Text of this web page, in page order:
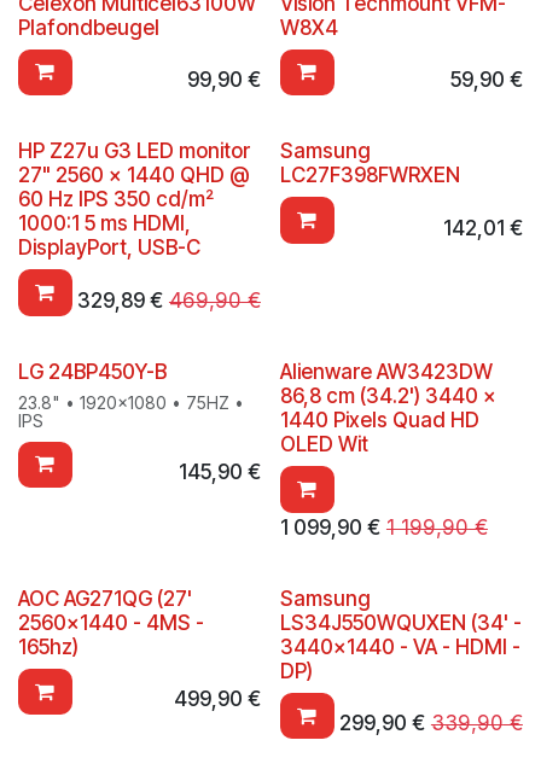
Plafondbeugel
99,90 €
W8X4
59,90 €
HP Z27u G3 LED monitor
27" 2560 x 1440 QHD @
60 Hz IPS 350 cd/m²
1000:1 5 ms HDMI,
DisplayPort, USB-C
329,89€ 469,90€
Samsung
LC27F398FWRXEN
142,01 €
LG 24BP450Y-B
23.8" • 1920x1080 • 75HZ •
IPS
145,90 €
Alienware AW3423DW
86,8 cm (34.2') 3440 x
1440 Pixels Quad HD
OLED Wit
1 099,90 € 1 199,90€
AOC AG271QG (27'
2560x1440 - 4MS -
165hz)
499,90 €
Samsung
LS34J550WQUXEN (34' -
3440x1440 - VA - HDMI -
DP)
299,90 € 339,90€